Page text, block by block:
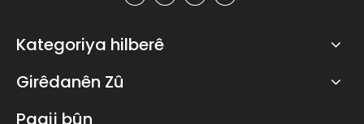
Kategoriya hilberê
Girêdanên Zû
Paqij bûn